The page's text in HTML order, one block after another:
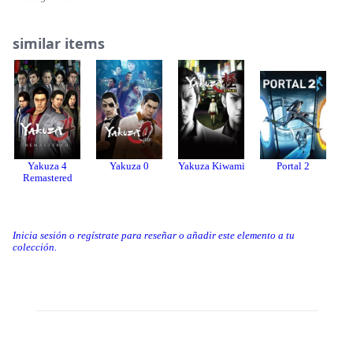
Inicia sesión o regístrate para reseñar o añadir este elemento a tu
colección.
nunca antes vista en la historia de la saga.
Completa el viaje del Dragón de Dojima.
similar items
Yakuza 4
Remastered
Yakuza 0 Yakuza Kiwami Portal 2